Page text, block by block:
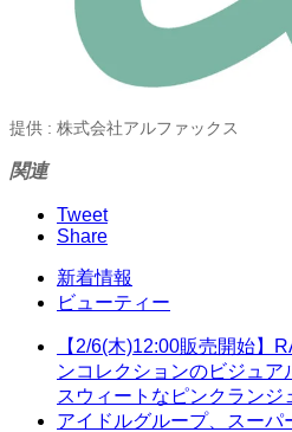
提供 : 株式会社アルファックス
関連
Tweet
Share
新着情報
ビューティー
【2/6(木)12:00販売開始】
ンコレクションのビジュ
スウィートなピンクランジ
アイドルグループ、スーパ